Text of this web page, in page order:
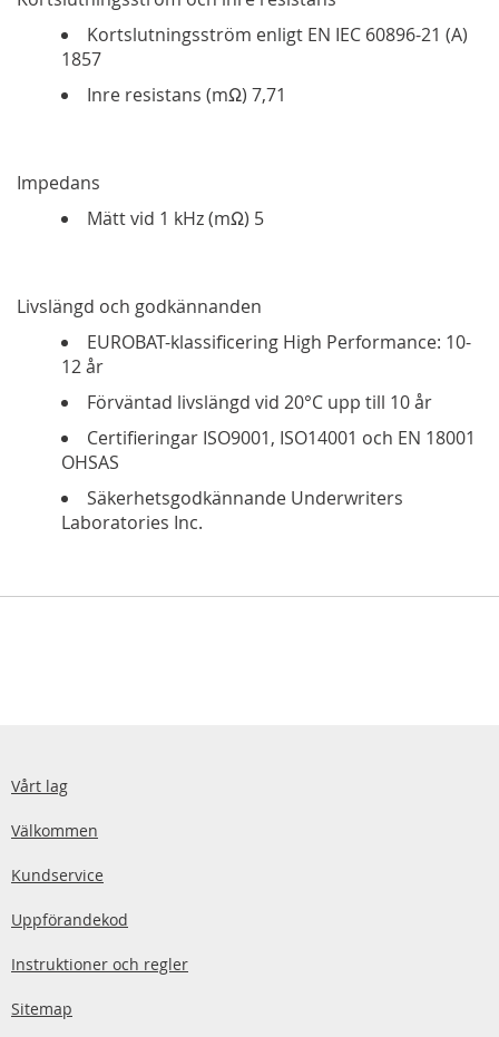
Kortslutningsström enligt EN IEC 60896-21 (A)
1857
Inre resistans (mΩ) 7,71
Impedans
Mätt vid 1 kHz (mΩ) 5
Livslängd och godkännanden
EUROBAT-klassificering High Performance: 10-
12 år
Förväntad livslängd vid 20°C upp till 10 år
Certifieringar ISO9001, ISO14001 och EN 18001
OHSAS
Säkerhetsgodkännande Underwriters
Laboratories Inc.
Vårt lag
Välkommen
Kundservice
Uppförandekod
Instruktioner och regler
Sitemap